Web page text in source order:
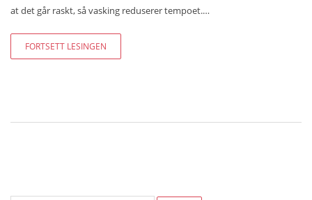
at det går raskt, så vasking reduserer tempoet.…
FORTSETT LESINGEN